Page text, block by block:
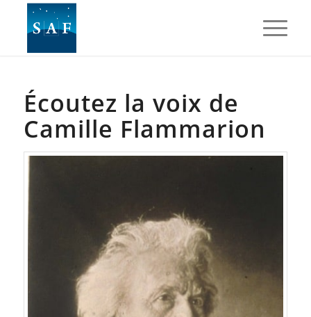
Écoutez la voix de
Camille Flammarion